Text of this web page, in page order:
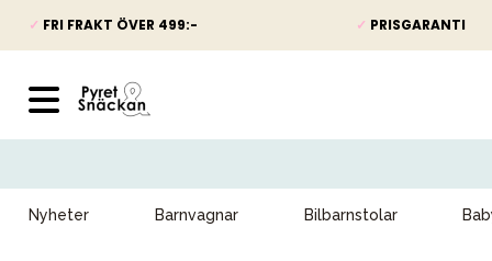
✓ FRI FRAKT ÖVER 499:- ✓ PRISGARANTI
Nyheter Barnvagnar Bilbarnstolar